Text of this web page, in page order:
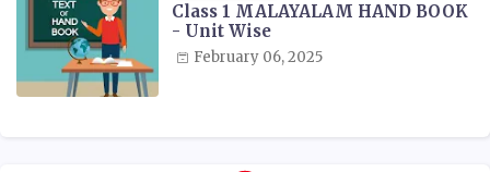
Class 1 MALAYALAM HAND BOOK
- Unit Wise
February 06, 2025